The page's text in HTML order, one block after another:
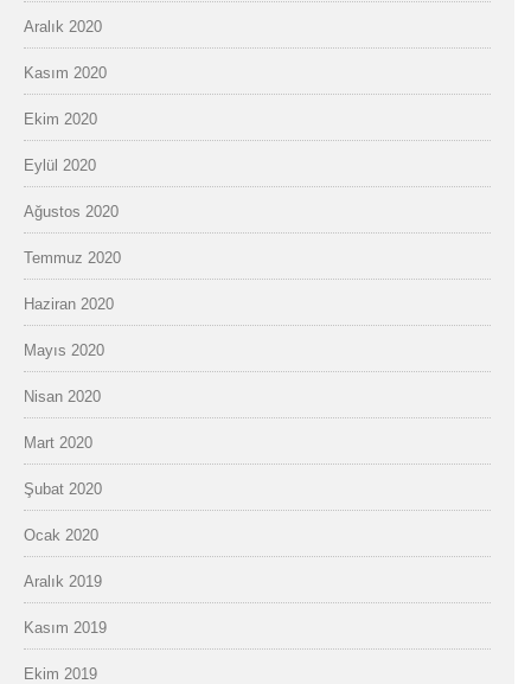
Aralık 2020
Kasım 2020
Ekim 2020
Eylül 2020
Ağustos 2020
Temmuz 2020
Haziran 2020
Mayıs 2020
Nisan 2020
Mart 2020
Şubat 2020
Ocak 2020
Aralık 2019
Kasım 2019
Ekim 2019